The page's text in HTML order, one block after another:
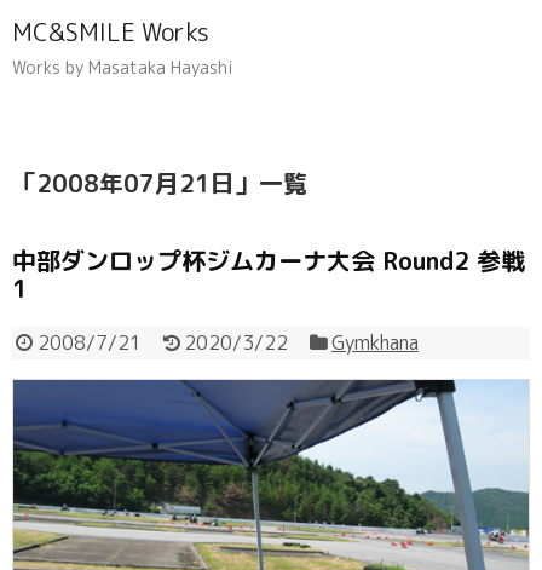
MC&SMILE Works
Works by Masataka Hayashi
「2008年07月21日 」 一覧
中部ダンロップ杯ジムカーナ大会 Round2 参戦
1
2008/7/21 2020/3/22 Gymkhana